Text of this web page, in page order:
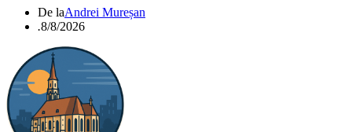
De laAndrei Mureșan
.8/8/2026